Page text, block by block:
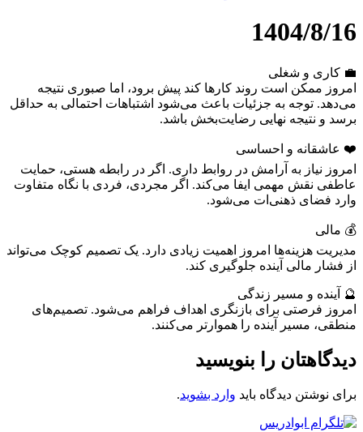
1404/8/16
💼 کاری و شغلی
امروز ممکن است روند کارها کند پیش برود، اما صبوری نتیجه
می‌دهد. توجه به جزئیات باعث می‌شود اشتباهات احتمالی به حداقل
برسد و نتیجه نهایی رضایت‌بخش باشد.
❤️ عاشقانه و احساسی
امروز نیاز به آرامش در روابط داری. اگر در رابطه هستی، حمایت
عاطفی نقش مهمی ایفا می‌کند. اگر مجردی، فردی با نگاه متفاوت
وارد فضای ذهنی‌ات می‌شود.
💰 مالی
مدیریت هزینه‌ها امروز اهمیت زیادی دارد. یک تصمیم کوچک می‌تواند
از فشار مالی آینده جلوگیری کند.
🔮 آینده و مسیر زندگی
امروز فرصتی برای بازنگری اهداف فراهم می‌شود. تصمیم‌های
منطقی، مسیر آینده را هموارتر می‌کنند.
دیدگاهتان را بنویسید
برای نوشتن دیدگاه باید وارد بشوید.